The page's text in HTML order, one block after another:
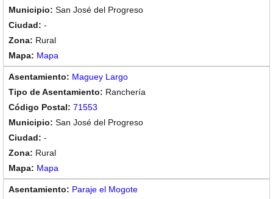
San José del Progreso
-
Rural
Mapa
Maguey Largo
Ranchería
71553
San José del Progreso
-
Rural
Mapa
Paraje el Mogote